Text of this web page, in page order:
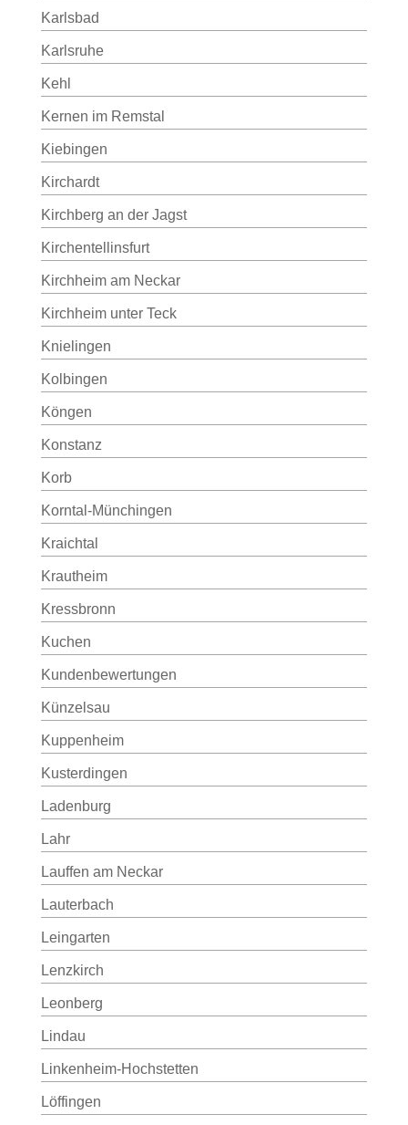
Karlsbad
Karlsruhe
Kehl
Kernen im Remstal
Kiebingen
Kirchardt
Kirchberg an der Jagst
Kirchentellinsfurt
Kirchheim am Neckar
Kirchheim unter Teck
Knielingen
Kolbingen
Köngen
Konstanz
Korb
Korntal-Münchingen
Kraichtal
Krautheim
Kressbronn
Kuchen
Kundenbewertungen
Künzelsau
Kuppenheim
Kusterdingen
Ladenburg
Lahr
Lauffen am Neckar
Lauterbach
Leingarten
Lenzkirch
Leonberg
Lindau
Linkenheim-Hochstetten
Löffingen